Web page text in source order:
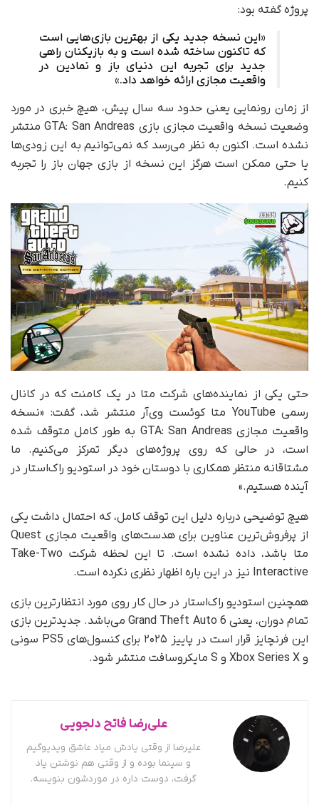
پروژه گفته بود:
«این نسخه جدید یکی از بهترین بازی‌هایی است
که تاکنون ساخته شده است و به بازیکنان راهی
جدید برای تجربه این دنیای باز و نمادین در
واقعیت مجازی ارائه خواهد داد.»
از زمان رونمایی یعنی حدود سه سال پیش، هیچ خبری در مورد
وضعیت نسخه واقعیت مجازی بازی GTA: San Andreas منتشر
نشده است. اکنون به نظر می‌رسد که نمی‌توانیم به این زودی‌ها
یا حتی ممکن است هرگز این نسخه از بازی جهان باز را تجربه
کنیم.
حتی یکی از نماینده‌‌های شرکت متا در یک کامنت که در کانال
رسمی YouTube متا کوئست وی‌آر منتشر شد، گفت: «نسخه
واقعیت مجازی GTA: San Andreas به طور کامل متوقف شده
است، در حالی که روی پروژه‌های دیگر تمرکز می‌کنیم. ما
مشتاقانه منتظر همکاری با دوستان خود در استودیو راک‌استار در
آینده هستیم.»
هیچ توضیحی درباره دلیل این توقف کامل، که احتمال داشت یکی
از پرفروش‌ترین عناوین برای هدست‌های واقعیت مجازی Quest
متا باشد، داده نشده است. تا این لحظه شرکت Take-Two
Interactive نیز در این باره اظهار نظری نکرده است.
همچنین استودیو راک‌استار در حال کار روی مورد انتظارترین بازی
تمام دوران، یعنی Grand Theft Auto 6 می‌باشد. جدیدترین بازی
این فرنچایز قرار است در پاییز ۲۰۲۵ برای کنسول‌های PS5 سونی
و Xbox Series X و S مایکروسافت منتشر شود.
علی‌رضا فاتح دلجویی
علیرضا از وقتی یادش میاد عاشق ویدیوگیم
و سینما بوده و از وقتی هم نوشتن یاد
گرفت، دوست داره در موردشون بنویسه.